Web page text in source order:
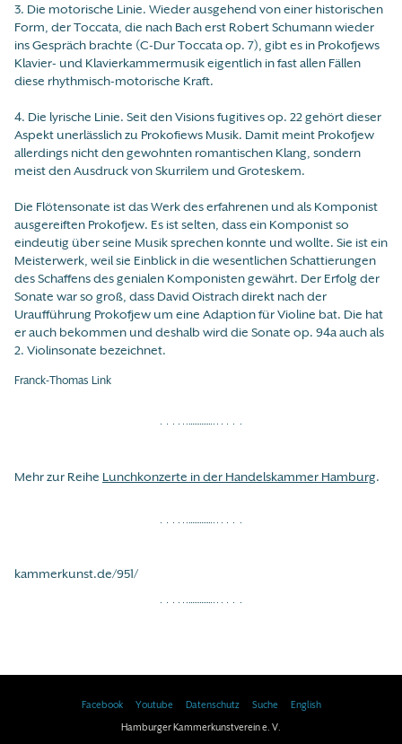
3. Die motorische Linie. Wieder ausgehend von einer historischen
Form, der Toccata, die nach Bach erst Robert Schumann wieder
ins Gespräch brachte (C-Dur Toccata op. 7), gibt es in Prokofjews
Klavier- und Klavierkammermusik eigentlich in fast allen Fällen
diese rhythmisch-motorische Kraft.
4. Die lyrische Linie. Seit den Visions fugitives op. 22 gehört dieser
Aspekt unerlässlich zu Prokofiews Musik. Damit meint Prokofjew
allerdings nicht den gewohnten romantischen Klang, sondern
meist den Ausdruck von Skurrilem und Groteskem.
Die Flötensonate ist das Werk des erfahrenen und als Komponist
ausgereiften Prokofjew. Es ist selten, dass ein Komponist so
eindeutig über seine Musik sprechen konnte und wollte. Sie ist ein
Meisterwerk, weil sie Einblick in die wesentlichen Schattierungen
des Schaffens des genialen Komponisten gewährt. Der Erfolg der
Sonate war so groß, dass David Oistrach direkt nach der
Uraufführung Prokofjew um eine Adaption für Violine bat. Die hat
er auch bekommen und deshalb wird die Sonate op. 94a auch als
2. Violinsonate bezeichnet.
Franck-Thomas Link
Mehr zur Reihe Lunchkonzerte in der Handelskammer Hamburg.
kammerkunst.de/951/
Facebook Youtube Datenschutz Suche
English
Hamburger Kammerkunstverein e. V.